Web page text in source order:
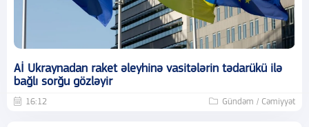
Aİ Ukraynadan raket əleyhinə vasitələrin tədarükü ilə
bağlı sorğu gözləyir
16:12 Gündəm / Cəmiyyət